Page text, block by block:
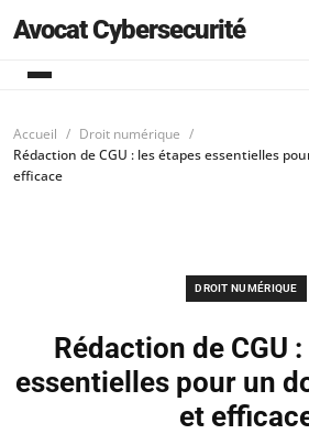
Avocat Cybersecurité
Accueil
Droit numérique
Rédaction de CGU : les étapes essentielles
efficace
DROIT NUMÉRIQUE
Rédaction de CGU
essentielles pour un
et